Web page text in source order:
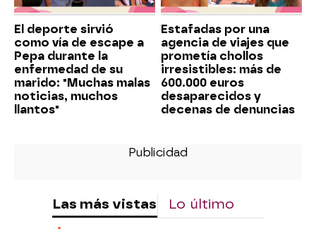
El deporte sirvió
como vía de escape a
Pepa durante la
enfermedad de su
marido: "Muchas malas
noticias, muchos
llantos"
Estafadas por una
agencia de viajes que
prometía chollos
irresistibles: más de
600.000 euros
desaparecidos y
decenas de denuncias
Las más vistas Lo último